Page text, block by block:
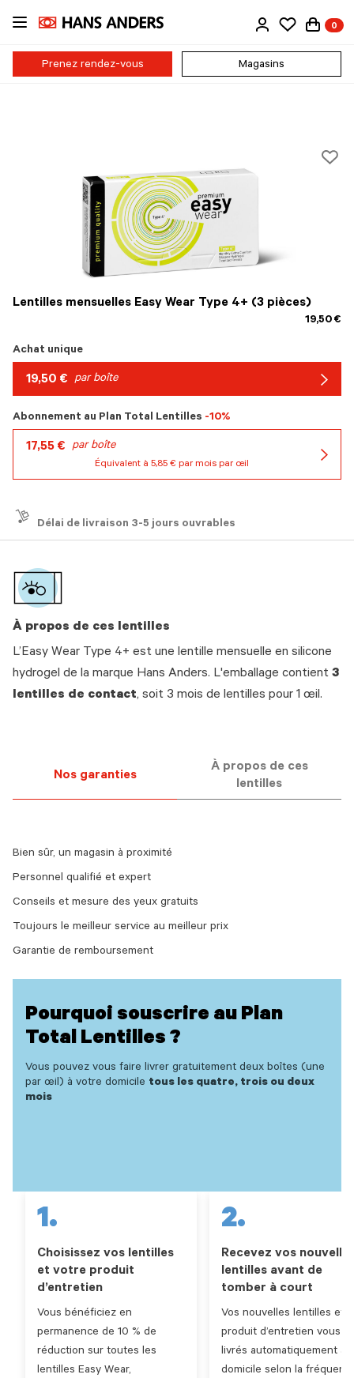
Passer
contenu
principal
0
Prenez rendez-vous Magasins
Lentilles mensuelles Easy Wear Type 4+ (3 pièces)
19,50 €
Achat unique
19,50 € par boîte
Arrow
Abonnement au Plan Total Lentilles -10%
17,55 € par boîte
Équivalent à 5,85 € par mois par œil
Délai de livraison 3-5 jours ouvrables
À propos de ces lentilles
L’Easy Wear Type 4+ est une lentille mensuelle en silicone
hydrogel de la marque Hans Anders. L'emballage contient 3
lentilles de contact, soit 3 mois de lentilles pour 1 œil.
Nos garanties
À propos de ces
lentilles
Bien sûr, un magasin à proximité
Personnel qualifié et expert
Conseils et mesure des yeux gratuits
Toujours le meilleur service au meilleur prix
Garantie de remboursement
Pourquoi souscrire au Plan
Total Lentilles ?
Vous pouvez vous faire livrer gratuitement deux boîtes (une
par œil) à votre domicile tous les quatre, trois ou deux
mois
1.
Choisissez vos lentilles
et votre produit
d’entretien
Vous bénéficiez en
permanence de 10 % de
réduction sur toutes les
lentilles Easy Wear,
2.
Recevez vos
lentilles avant de
tomber à court
Vos nouvelles lentilles et
produit d’entretien vous
livrés automatiquement à
domicile selon la